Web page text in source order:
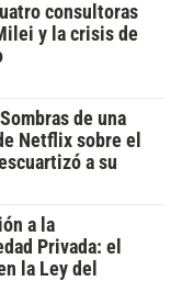
consultoras
y la crisis de
de una
Netflix sobre el
a su
a la
Privada: el
la Ley del